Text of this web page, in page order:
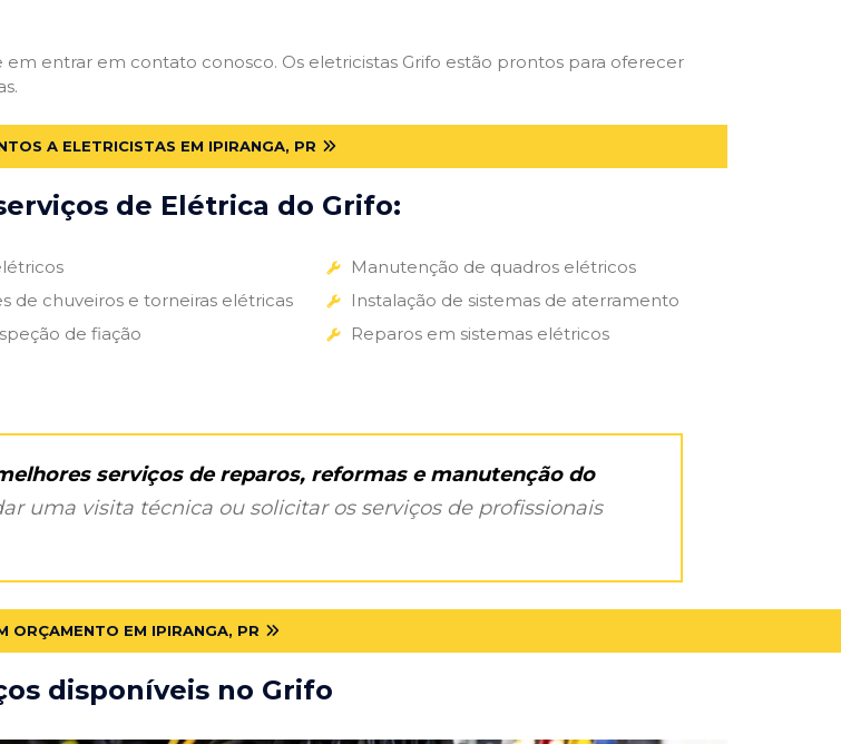
em entrar em contato conosco. Os eletricistas Grifo estão prontos para oferecer
A ELETRICISTAS EM IPIRANGA, PR
de Elétrica do Grifo:
de chuveiros e torneiras elétricas
de fiação
Manutenção de quadros elétricos
Instalação de sistemas de aterramento
Reparos em sistemas elétricos
serviços de reparos, reformas e manutenção do
uma visita técnica ou solicitar os serviços de profissionais
ORÇAMENTO EM IPIRANGA, PR
disponíveis no Grifo